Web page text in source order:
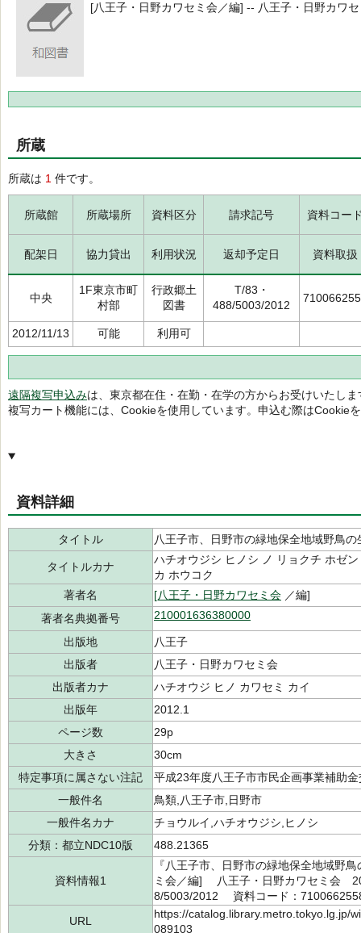
[八王子・日野カワセミ会／編] -- 八王子・日野カワ
所蔵
所蔵は 1 件です。
所蔵館 所蔵場所 資料区分 請求記号 資料コー
配架日 協力貸出 利用状況 返却予定日 資料取扱
中央
1F東京市町
村部
行政郷土
図書
T/83・
488/5003/2012
2012/11/13 可能 利用可
遠隔複写申込みは、東京都在住・在勤・在学の方からお受けいたしま
複写カート機能には、Cookieを使用しています。申込む際はCookie
資料詳細
タイトル 八王子市、日野市の緑地保全地域野鳥
タイトルカナ
ハチオウジシ ヒノシ ノ リョクチ ホゼ
カ ホウコク
著者名
[八王子・日野カワセミ会 ／編]
著者名典拠番号
210001636380000
出版地
八王子
出版者
八王子・日野カワセミ会
出版者カナ
ハチオウジ ヒノ カワセミ カイ
出版年
2012.1
ページ数
29p
大きさ
30cm
特定事項に属さない注記
平成23年度八王子市市民企画事業補助
一般件名
鳥類,八王子市,日野市
一般件名カナ
チョウルイ,ハチオウジシ,ヒノシ
分類：都立NDC10版
488.21365
資料情報1
『八王子市、日野市の緑地保全地域野
ミ会／編] 八王子・日野カワセミ会
8/5003/2012 資料コード：
URL
https://catalog.library.metro.tokyo.lg.jp/
089103